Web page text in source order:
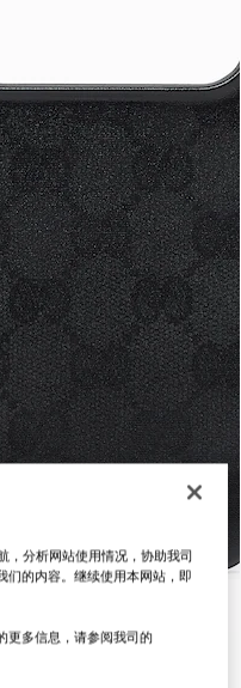
分析网站使用情况，协助我司
们的内容。继续使用本网站，即
更多信息，请参阅我司的